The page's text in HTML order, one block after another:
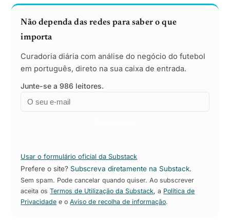
Não dependa das redes para saber o que
importa
Curadoria diária com análise do negócio do futebol
em português, direto na sua caixa de entrada.
Junte-se a 986 leitores.
Email
Empresa
Usar o formulário oficial da Substack
Prefere o site?Subscreva diretamente na Substack.
Sem spam. Pode cancelar quando quiser. Ao subscrever
aceita osTermos de Utilização da Substack , a Política de
Privacidade e oAviso de recolha de informação.